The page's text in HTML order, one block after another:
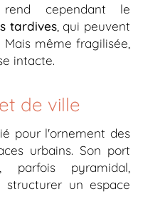
cependant le
tardives, qui peuvent
même fragilisée,
intacte.
de ville
pour l'ornement des
urbains. Son port
parfois pyramidal,
un espace